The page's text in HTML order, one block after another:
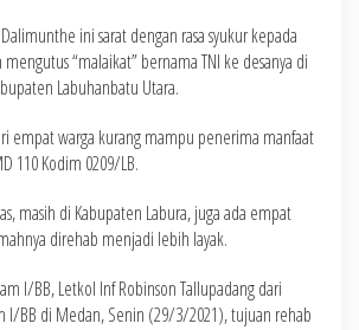
ini sarat dengan rasa syukur kepada
“malaikat” bernama TNI ke desanya di
Labuhanbatu Utara.
empat warga kurang mampu penerima manfaat
110 Kodim 0209/LB.
masih di Kabupaten Labura, juga ada empat
direhab menjadi lebih layak.
I/BB, Letkol Inf Robinson Tallupadang dari
I/BB di Medan, Senin (29/3/2021), tujuan rehab